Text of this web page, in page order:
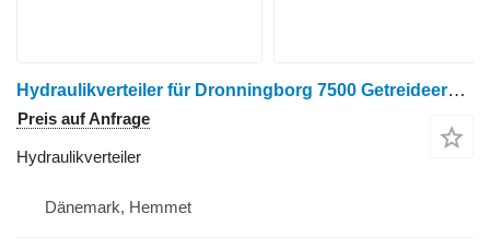
Hydraulikverteiler für Dronningborg 7500 Getreideernter
Preis auf Anfrage
Hydraulikverteiler
Dänemark, Hemmet